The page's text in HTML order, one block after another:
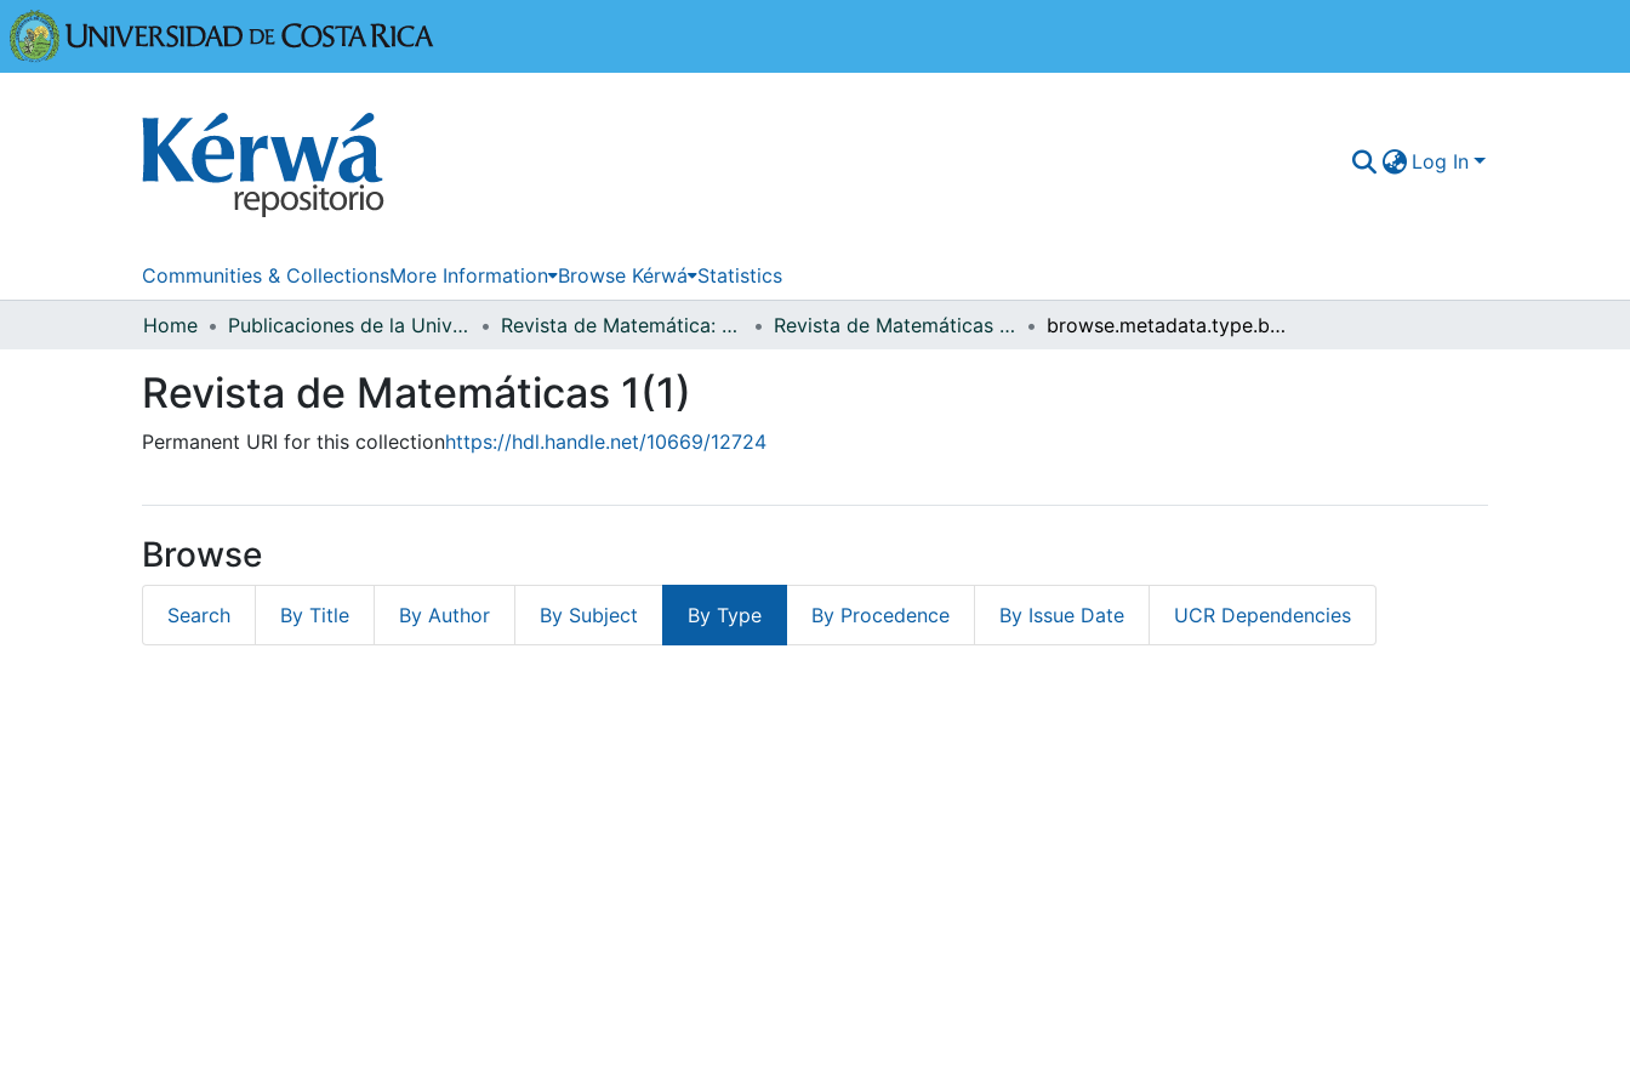
Log In
Communities & CollectionsMore Information Browse Kérwá Statistics
Home Publicaciones de la Universidad de Costa Rica Revista de Matemática: Teoría y Aplicaciones Revista de Matemáticas 1(1) browse.metadata.type.breadcrumbs
Revista de Matemáticas 1(1)
Permanent URI for this collectionhttps://hdl.handle.net/10669/12724
Browse
Search By Title By Author By Subject By Type By Procedence By Issue Date UCR Dependencies